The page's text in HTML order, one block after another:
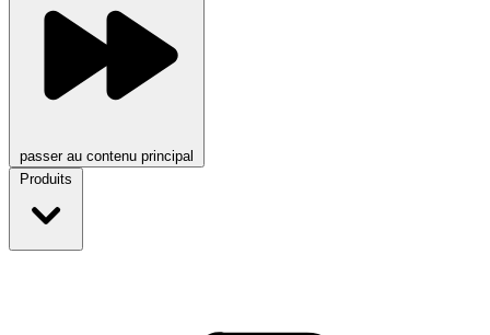
passer au contenu principal
Produits